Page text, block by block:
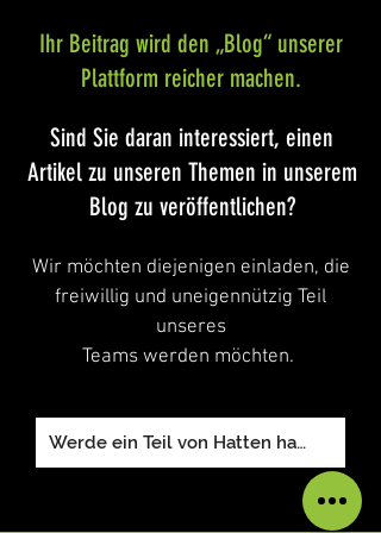
Ihr Beitrag wird den „Blog“ unserer
Plattform reicher machen.
​Sind Sie daran interessiert, einen
Artikel zu unseren Themen in unserem
Blog zu veröffentlichen?
Wir möchten diejenigen einladen, die
freiwillig und uneigennützig Teil
unseres
Teams werden möchten.
Werde ein Teil von Hatten hat !